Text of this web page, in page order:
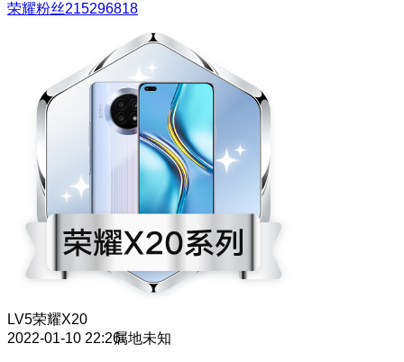
荣耀粉丝215296818
LV5荣耀X20
2022-01-10 22:26属地未知